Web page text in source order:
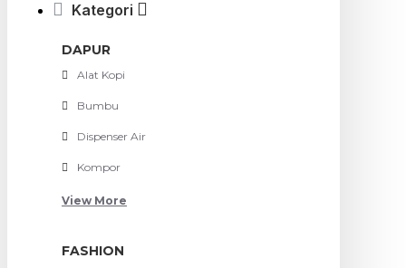
Kategori
DAPUR
Alat Kopi
Bumbu
Dispenser Air
Kompor
View More
FASHION